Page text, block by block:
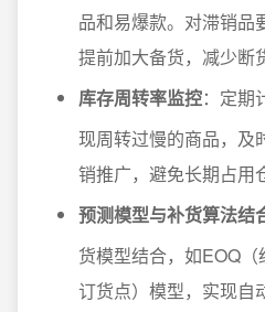
品和易爆款。对滞销品
提前加大备货，减少断
库存周转率监控：定期
现周转过慢的商品，及
销推广，避免长期占用
预测模型与补货算法结
货模型结合，如EOQ
订货点）模型，实现自